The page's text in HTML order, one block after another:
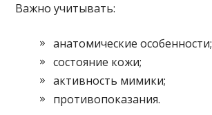
Важно учитывать:
анатомические особенности;
состояние кожи;
активность мимики;
противопоказания.